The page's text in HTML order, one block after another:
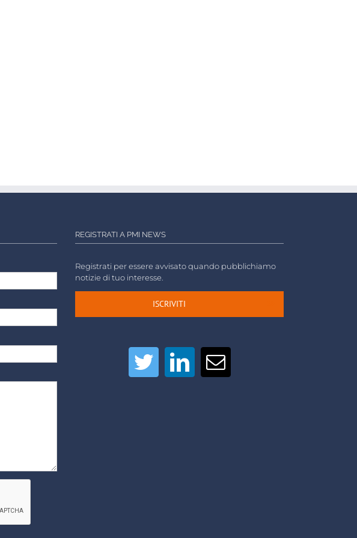
REGISTRATI A PMI NEWS
Registrati per essere avvisato quando pubblichiamo
notizie di tuo interesse.
ISCRIVITI